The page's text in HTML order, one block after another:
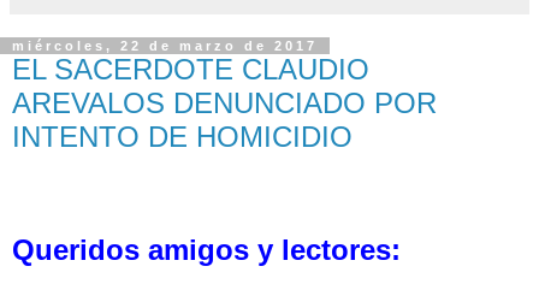
miércoles, 22 de marzo de 2017
EL SACERDOTE CLAUDIO
AREVALOS DENUNCIADO POR
INTENTO DE HOMICIDIO
Queridos amigos y lectores: